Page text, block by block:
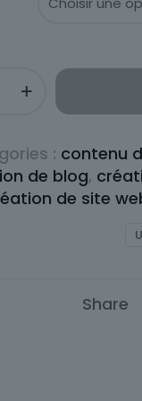
: contenu
de blog,
de site
Share